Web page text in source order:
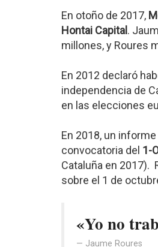
En otoño de 2017,
Hontai Capital .
millones, y Roures
En 2012 declaró
independencia de
en las elecciones
En 2018, un informe
convocatoria del 1-
Cataluña en 2017).
sobre el 1 de
«Yo no
Jaume Roures